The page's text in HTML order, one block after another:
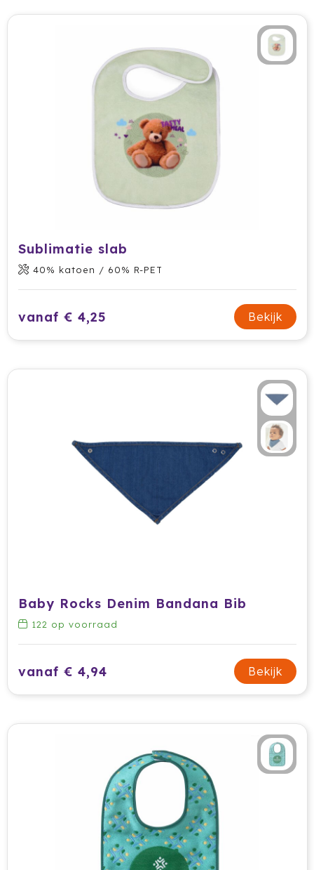
Tony Perotti
Tony's Chocolonely
Veya Giftcard
VINGA
Vondelkoeken
Waterman
Wellmark
Sublimatie slab
40% katoen / 60% R-PET
vanaf € 4,25 Bekijk
Baby Rocks Denim Bandana Bib
122 op voorraad
vanaf € 4,94 Bekijk